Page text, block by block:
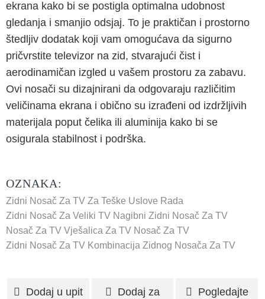
ekrana kako bi se postigla optimalna udobnost
gledanja i smanjio odsjaj. To je praktičan i prostorno
štedljiv dodatak koji vam omogućava da sigurno
pričvrstite televizor na zid, stvarajući čist i
aerodinamičan izgled u vašem prostoru za zabavu.
Ovi nosači su dizajnirani da odgovaraju različitim
veličinama ekrana i obično su izrađeni od izdržljivih
materijala poput čelika ili aluminija kako bi se
osigurala stabilnost i podrška.
OZNAKA:
Zidni Nosač Za TV Za Teške Uslove Rada
Zidni Nosač Za Veliki TV Nagibni Zidni Nosač Za TV
Nosač Za TV Vješalica Za TV Nosač Za TV
Zidni Nosač Za TV Kombinacija Zidnog Nosača Za TV
Dodaj u upit
Dodaj za
Pogledajte